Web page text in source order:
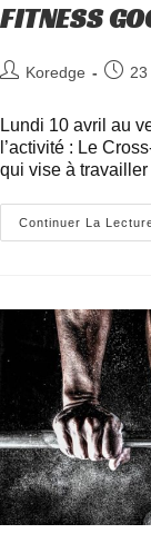
FITNESS
Koredge
Lundi 10 avril au
l’activité : Le
qui vise à
Continuer La